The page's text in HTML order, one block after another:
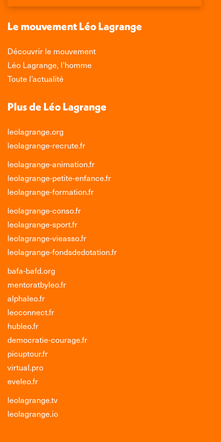
une
fenêtre
une
fenêtre
une
fenêtre
une
nouvelle
fenêtre
Le mouvement Léo Lagrange
Découvrir le mouvement
Léo Lagrange, l’homme
Toute l’actualité
Plus de Léo Lagrange
leolagrange.org
leolagrange-recrute.fr
leolagrange-animation.fr
leolagrange-petite-enfance.fr
leolagrange-formation.fr
leolagrange-conso.fr
leolagrange-sport.fr
leolagrange-vieasso.fr
leolagrange-fondsdedotation.fr
bafa-bafd.org
mentoratbyleo.fr
alphaleo.fr
leoconnect.fr
hubleo.fr
democratie-courage.fr
picuptour.fr
virtual.pro
eveleo.fr
leolagrange.tv
leolagrange.io